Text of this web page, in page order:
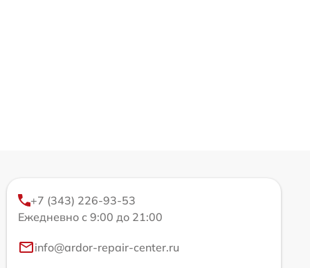
+7 (343) 226-93-53
Ежедневно с 9:00 до 21:00
info@ardor-repair-center.ru